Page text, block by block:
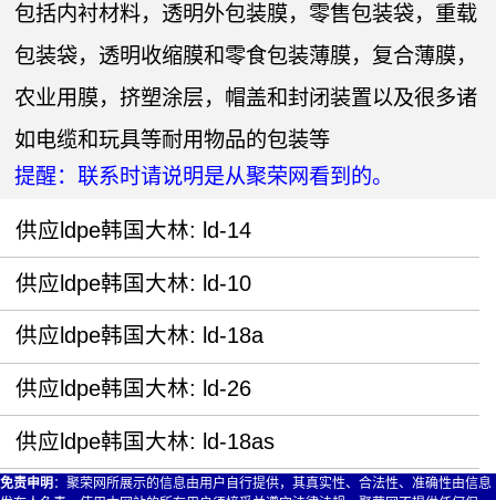
包括内衬材料，透明外包装膜，零售包装袋，重载
包装袋，透明收缩膜和零食包装薄膜，复合薄膜，
农业用膜，挤塑涂层，帽盖和封闭装置以及很多诸
如电缆和玩具等耐用物品的包装等
提醒：联系时请说明是从聚荣网看到的。
供应ldpe韩国大林: ld-14
供应ldpe韩国大林: ld-10
供应ldpe韩国大林: ld-18a
供应ldpe韩国大林: ld-26
供应ldpe韩国大林: ld-18as
免责申明 ：聚荣网所展示的信息由用户自行提供，其真实性、合法性、准确性由信息